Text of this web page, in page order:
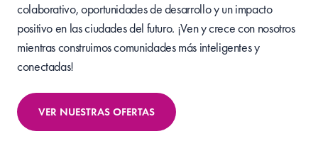
colaborativo,oportunidadesdedesarrolloy unimpacto
positivoen lasciudadesdel futuro. ¡Ven ycrececon nosotros
mientrasconstruimoscomunidadesmás inteligentesy
conectadas!
VER NUESTRAS OFERTAS